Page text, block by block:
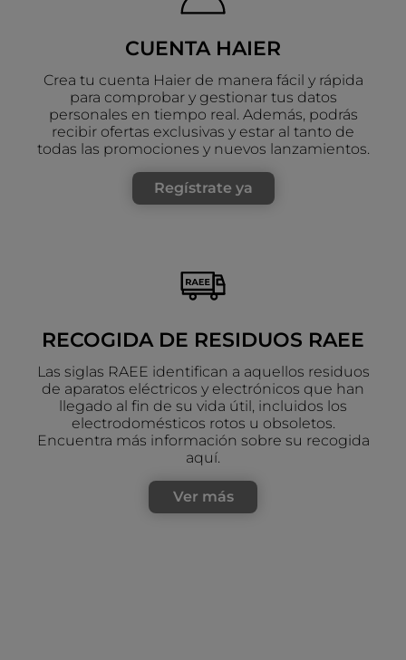
CUENTA HAIER
Crea tu cuenta Haier de manera fácil y rápida
para comprobar y gestionar tus datos
personales en tiempo real. Además, podrás
recibir ofertas exclusivas y estar al tanto de
todas las promociones y nuevos lanzamientos.
Regístrate ya
RECOGIDA DE RESIDUOS RAEE
Las siglas RAEE identifican a aquellos residuos
de aparatos eléctricos y electrónicos que han
llegado al fin de su vida útil, incluidos los
electrodomésticos rotos u obsoletos.
Encuentra más información sobre su recogida
aquí.
Ver más